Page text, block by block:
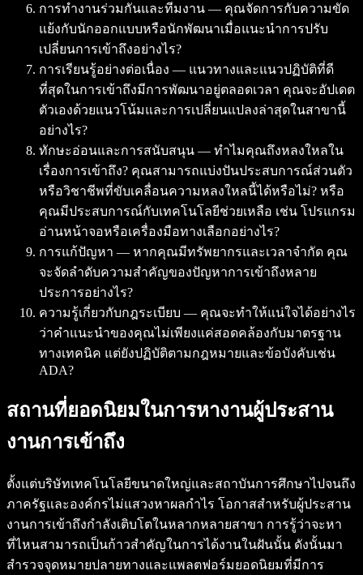
การทำงานร่วมกันและทีมงาน — คุณจัดการกับความขัด
แย้งกับนักออกแบบหรือนักพัฒนาเมื่อแนะนำการปรับ
เปลี่ยนการเข้าถึงอย่างไร?
การเรียนรู้อย่างต่อเนื่อง — แนวทางและแนวปฏิบัติที่ดี
ที่สุดในการเข้าถึงมีการพัฒนาอยู่ตลอดเวลา คุณจะอัปเดต
ตัวเองด้วยแนวโน้มและการเปลี่ยนแปลงล่าสุดในสาขานี้
อย่างไร?
ทักษะอ่อนและการสนับสนุน — ทำไมคุณถึงหลงใหลใน
เรื่องการเข้าถึง? คุณสามารถแบ่งปันประสบการณ์ส่วนตัว
หรือวิชาชีพที่ขับเคลื่อนความหลงใหลนี้ได้หรือไม่? หรือ
คุณมีประสบการณ์กับเทคโนโลยีช่วยเหลือ เช่น โปรแกรม
อ่านหน้าจอหรือเครื่องมือทางเลือกอย่างไร?
การแก้ปัญหา — หากคุณมีทรัพยากรและเวลาจำกัด คุณ
จะจัดลำดับความสำคัญของปัญหาการเข้าถึงหลาย
ประการอย่างไร?
ความรู้เกี่ยวกับกฎระเบียบ — คุณจะทำให้แน่ใจได้อย่างไร
ว่าคำแนะนำของคุณไม่เพียงแค่สอดคล้องกับมาตรฐาน
ทางเทคนิค แต่ยังปฏิบัติตามกฎหมายและข้อบังคับเช่น
ADA?
สถานที่ยอดนิยมในการหางานผู้ประสาน
งานการเข้าถึง
ตั้งแต่บริษัทเทคโนโลยีขนาดใหญ่และสถาบันการศึกษาไปจนถึง
ภาครัฐและองค์กรไม่แสวงหาผลกำไร โอกาสสำหรับผู้ประสาน
งานการเข้าถึงกำลังเติบโตในหลากหลายสาขา การรู้ว่าจะหา
ที่ไหนสามารถเป็นก้าวสำคัญในการได้งานในฝันนั้น ดังนั้นมา
สำรวจจุดหมายปลายทางและแพลตฟอร์มยอดนิยมที่มีการ